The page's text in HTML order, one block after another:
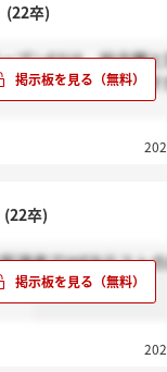
(22卒)
プンESは、総合職
ろがなかったので
(22卒)
選考でＷEBテスト
す